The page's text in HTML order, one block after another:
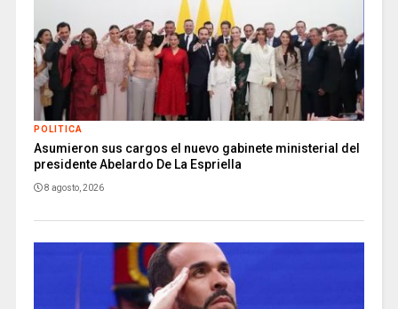
POLITICA
Asumieron sus cargos el nuevo gabinete ministerial del
presidente Abelardo De La Espriella
8 agosto, 2026